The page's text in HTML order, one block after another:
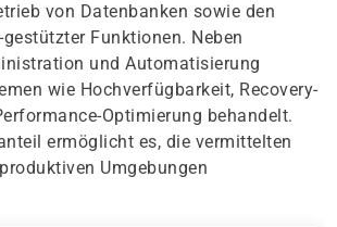
von Datenbanken sowie den
Funktionen. Neben
und Automatisierung
wie Hochverfügbarkeit, Recovery-
Optimierung behandelt.
ermöglicht es, die vermittelten
Umgebungen